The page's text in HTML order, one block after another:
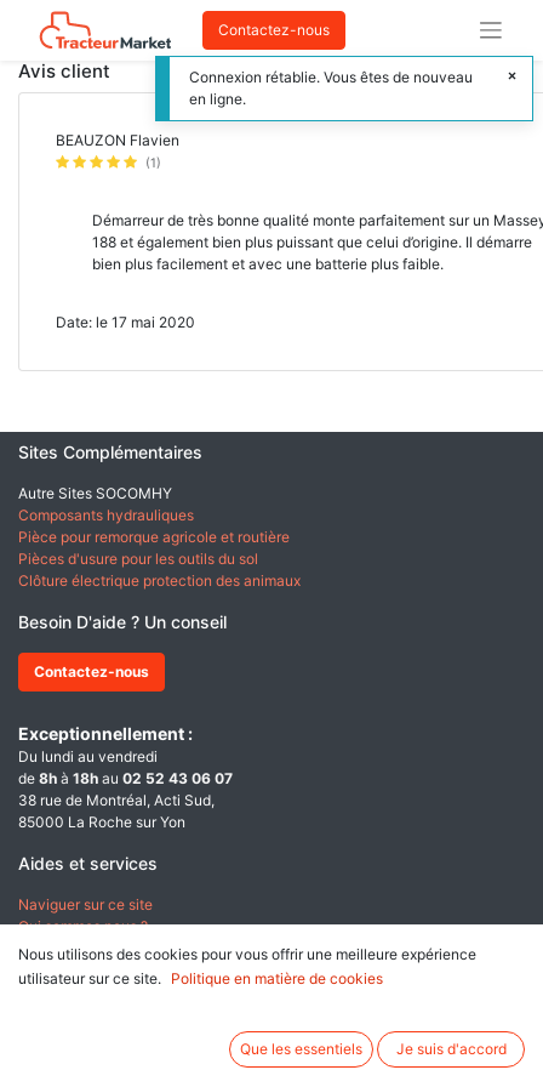
Contactez-nous
Avis client
BEAUZON Flavien
(1)
Démarreur de très bonne qualité monte parfaitement sur un
188 et également bien plus puissant que celui d’origine. Il démarre
bien plus facilement et avec une batterie plus faible.
Date: le 17 mai 2020
Sites Complémentaires
Autre Sites SOCOMHY
Composants hydrauliques
Pièce pour remorque agricole et routière
Pièces d'usure pour les outils du sol
Clôture électrique protection des animaux
Besoin D'aide ? Un conseil
Contactez-nous
Exceptionnellement :
Du lundi au vendredi
de 8h à 18h au 02 52 43 06 07
38 rue de Montréal, Acti Sud,
85000 La Roche sur Yon
Aides et services
Naviguer sur ce site
Qui sommes nous ?
Données personnelles & Cookies
Nous utilisons des cookies pour vous offrir une meilleure expérience
utilisateur sur ce site.
Politique en matière de cookies
Que les essentiels Je suis d'accord
Connexion rétablie. Vous êtes de nouveau
en ligne.